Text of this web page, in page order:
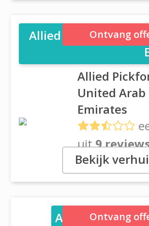
Allied Pickfords -
Allied
United Arab
Emirates
uit9
405 Arab Tower,
Dubai
Ontvang
Bekijk
Arooj Packaging
Ontvang